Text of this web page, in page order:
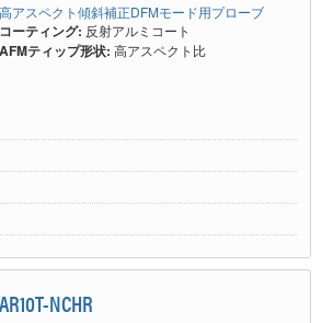
高アスペクト傾斜補正DFMモード用プローブ
コーティング: 反射アルミコート
AFMティップ形状: 高アスペクト比
AR10T-NCHR